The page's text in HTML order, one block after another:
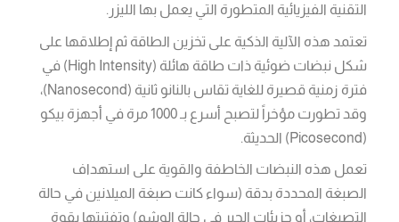
التقنية الفيزيائية المتطورة التي يعمل بها الليزر.
تعتمد هذه الآلية الذكية على تخزين الطاقة ثم إطلاقها على
شكل نبضات ضوئية ذات طاقة هائلة (High Intensity) في
فترة زمنية قصيرة للغاية تقاس بالنانو ثانية (Nanosecond)،
وقد تطورت مؤخراً لتصبح أسرع بـ 1000 مرة في أجهزة بيكو
(Picosecond) الحديثة.
تعمل هذه النبضات الخاطفة والقوية على استهداف
الصبغة المحددة بدقة (سواء كانت صبغة الميلانين في حالة
التصبغات، أو جزيئات الحبر في حالة الوشم) وتفتيتها بقوة